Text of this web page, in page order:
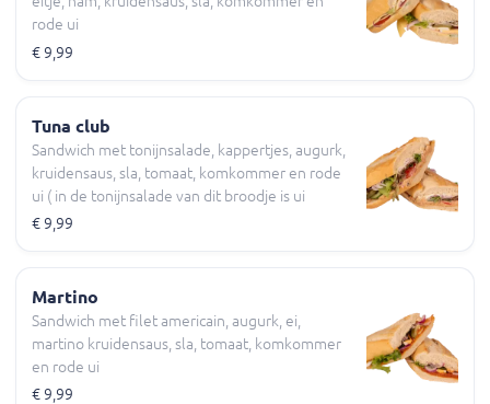
rode ui
€ 9,99
Tuna club
Sandwich met tonijnsalade, kappertjes, augurk,
kruidensaus, sla, tomaat, komkommer en rode
ui ( in de tonijnsalade van dit broodje is ui
verwerkt )
€ 9,99
Martino
Sandwich met filet americain, augurk, ei,
martino kruidensaus, sla, tomaat, komkommer
en rode ui
€ 9,99